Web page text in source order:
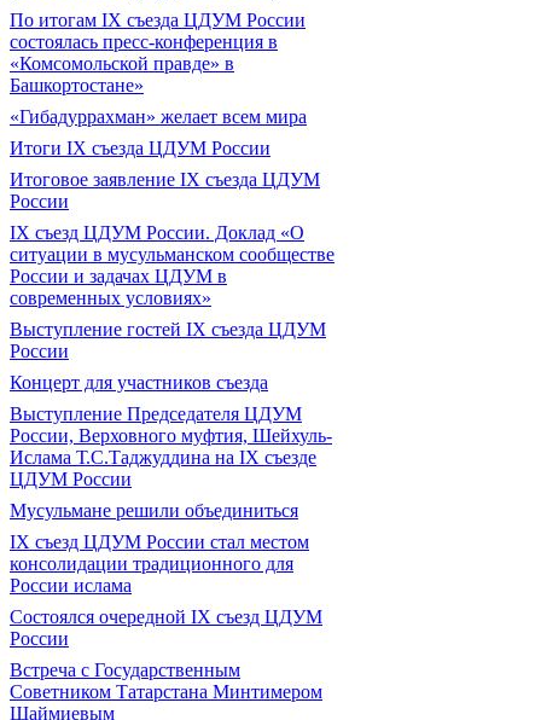
По итогам IX съезда ЦДУМ России
состоялась пресс-конференция в
«Комсомольской правде» в
Башкортостане»
«Гибадуррахман» желает всем мира
Итоги IX cъезда ЦДУМ России
Итоговое заявление IX съезда ЦДУМ
России
IX съезд ЦДУМ России. Доклад «О
ситуации в мусульманском сообществе
России и задачах ЦДУМ в
современных условиях»
Выступление гостей IX съезда ЦДУМ
России
Концерт для участников съезда
Выступление Председателя ЦДУМ
России, Верховного муфтия, Шейхуль-
Ислама Т.С.Таджуддина на IX съезде
ЦДУМ России
Мусульмане решили объединиться
IX съезд ЦДУМ России стал местом
консолидации традиционного для
России ислама
Состоялся очередной IX съезд ЦДУМ
России
Встреча с Государственным
Советником Татарстана Минтимером
Шаймиевым